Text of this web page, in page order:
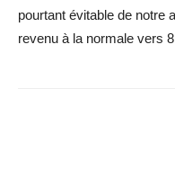
pourtant évitable de notre
revenu à la normale vers